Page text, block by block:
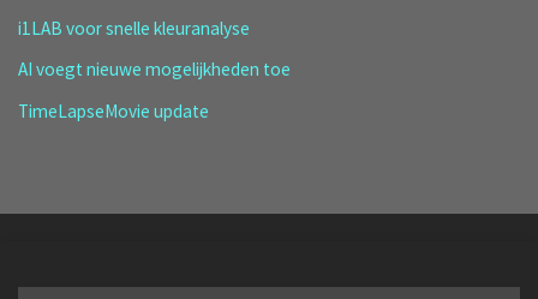
i1LAB voor snelle kleuranalyse
AI voegt nieuwe mogelijkheden toe
TimeLapseMovie update